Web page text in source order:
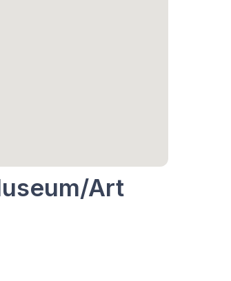
Art